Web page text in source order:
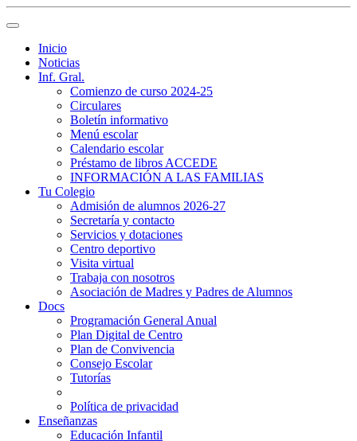
Inicio
Noticias
Inf. Gral.
Comienzo de curso 2024-25
Circulares
Boletín informativo
Menú escolar
Calendario escolar
Préstamo de libros ACCEDE
INFORMACIÓN A LAS FAMILIAS
Tu Colegio
Admisión de alumnos 2026-27
Secretaría y contacto
Servicios y dotaciones
Centro deportivo
Visita virtual
Trabaja con nosotros
Asociación de Madres y Padres de Alumnos
Docs
Programación General Anual
Plan Digital de Centro
Plan de Convivencia
Consejo Escolar
Tutorías
Política de privacidad
Enseñanzas
Educación Infantil